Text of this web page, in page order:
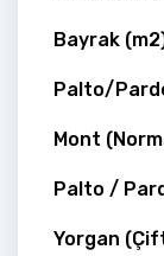
Bayrak
Palto/
Mont
Palto /
Yorgan